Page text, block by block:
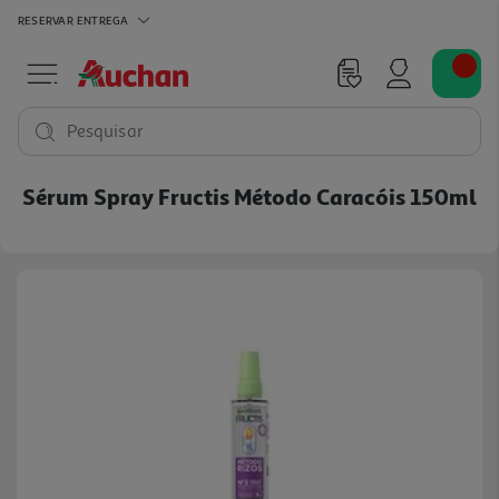
RESERVAR ENTREGA
Pesquisar
Sérum Spray Fructis Método Caracóis 150ml